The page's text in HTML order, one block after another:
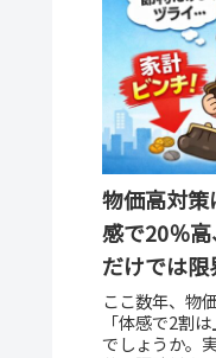
物価高対
感で20％
だけでは限
ここ数年、物
「体感で2割
でしょうか。